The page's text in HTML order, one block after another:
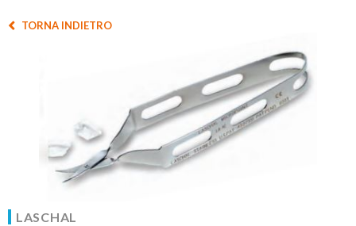
TORNA INDIETRO
LASCHAL